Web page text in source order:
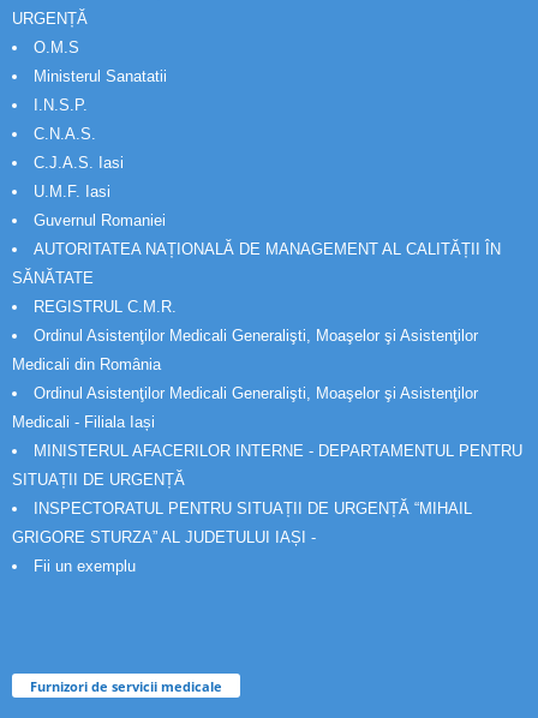
URGENȚĂ
O.M.S
Ministerul Sanatatii
I.N.S.P.
C.N.A.S.
C.J.A.S. Iasi
U.M.F. Iasi
Guvernul Romaniei
AUTORITATEA NAȚIONALĂ DE MANAGEMENT AL CALITĂȚII ÎN
SĂNĂTATE
REGISTRUL C.M.R.
Ordinul Asistenţilor Medicali Generalişti, Moaşelor şi Asistenţilor
Medicali din România
Ordinul Asistenţilor Medicali Generalişti, Moaşelor şi Asistenţilor
Medicali - Filiala Iași
MINISTERUL AFACERILOR INTERNE - DEPARTAMENTUL PENTRU
SITUAȚII DE URGENȚĂ
INSPECTORATUL PENTRU SITUAȚII DE URGENȚĂ “MIHAIL
GRIGORE STURZA” AL JUDETULUI IAȘI -
Fii un exemplu
Furnizori de servicii medicale